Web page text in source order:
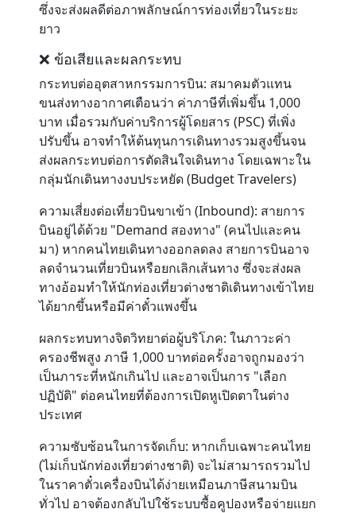
ซึ่งจะส่งผลดีต่อภาพลักษณ์การท่องเที่ยวในระยะ
ยาว
❌ ข้อเสียและผลกระทบ
กระทบต่ออุตสาหกรรมการบิน: สมาคมตัวแทน
ขนส่งทางอากาศเตือนว่า ค่าภาษีที่เพิ่มขึ้น 1,000
บาท เมื่อรวมกับค่าบริการผู้โดยสาร (PSC) ที่เพิ่ง
ปรับขึ้น อาจทำให้ต้นทุนการเดินทางรวมสูงขึ้นจน
ส่งผลกระทบต่อการตัดสินใจเดินทาง โดยเฉพาะใน
กลุ่มนักเดินทางงบประหยัด (Budget Travelers)
ความเสี่ยงต่อเที่ยวบินขาเข้า (Inbound): สายการ
บินอยู่ได้ด้วย "Demand สองทาง" (คนไปและคน
มา) หากคนไทยเดินทางออกลดลง สายการบินอาจ
ลดจำนวนเที่ยวบินหรือยกเลิกเส้นทาง ซึ่งจะส่งผล
ทางอ้อมทำให้นักท่องเที่ยวต่างชาติเดินทางเข้าไทย
ได้ยากขึ้นหรือมีค่าตั๋วแพงขึ้น
ผลกระทบทางจิตวิทยาต่อผู้บริโภค: ในภาวะค่า
ครองชีพสูง ภาษี 1,000 บาทต่อครั้งอาจถูกมองว่า
เป็นภาระที่หนักเกินไป และอาจเป็นการ "เลือก
ปฏิบัติ" ต่อคนไทยที่ต้องการเปิดหูเปิดตาในต่าง
ประเทศ
ความซับซ้อนในการจัดเก็บ: หากเก็บเฉพาะคนไทย
(ไม่เก็บนักท่องเที่ยวต่างชาติ) จะไม่สามารถรวมไป
ในราคาตั๋วเครื่องบินได้ง่ายเหมือนภาษีสนามบิน
ทั่วไป อาจต้องกลับไปใช้ระบบซื้อคูปองหรือจ่ายแยก